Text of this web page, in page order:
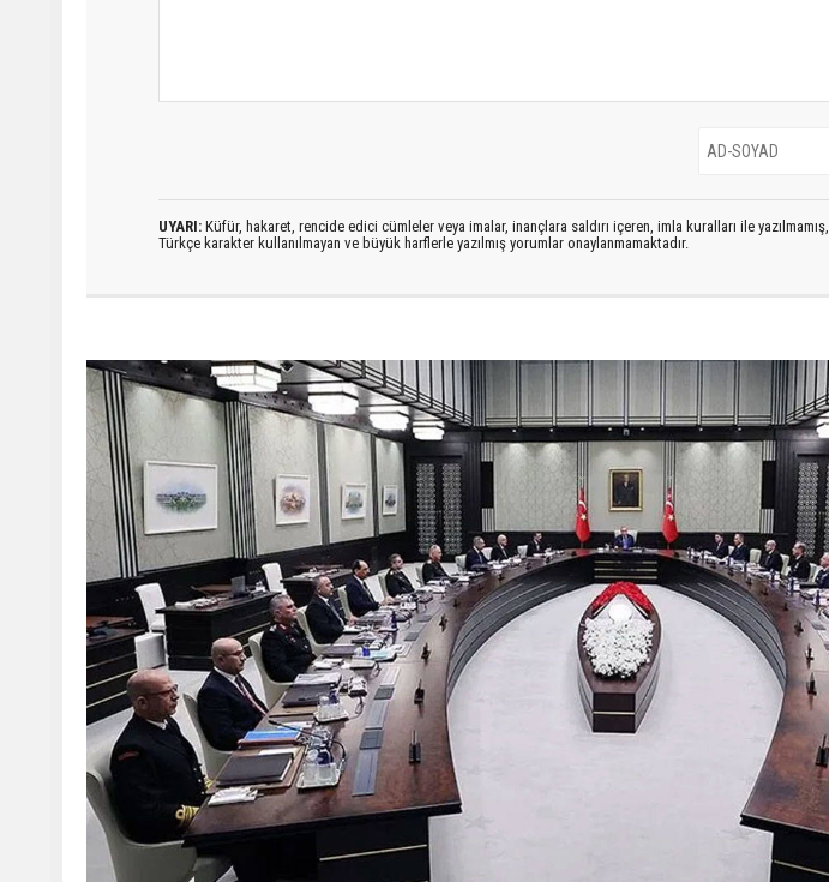
UYARI: Küfür, hakaret, rencide edici cümleler veya imalar, inançlara saldırı içeren, imla kuralları ile yazılmamış,
Türkçe karakter kullanılmayan ve büyük harflerle yazılmış yorumlar onaylanmamaktadır.